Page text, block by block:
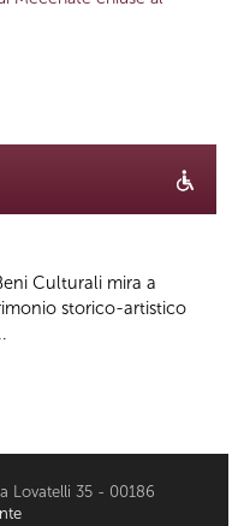
Culturali mira a
storico-artistico
Lovatelli 35 - 00186